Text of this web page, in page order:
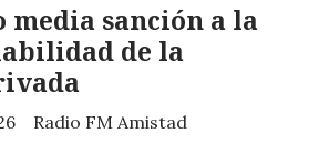
media sanción a la
de la
Radio FM Amistad